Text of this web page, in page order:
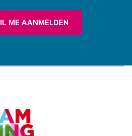
ME AANMELDEN